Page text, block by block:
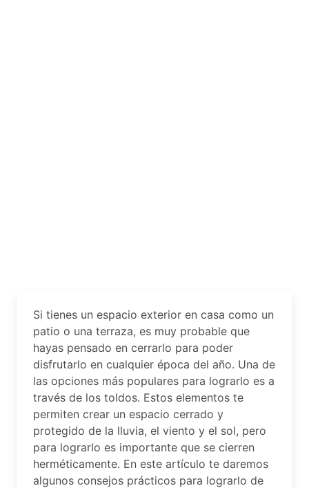
Si tienes un espacio exterior en casa como un
patio o una terraza, es muy probable que
hayas pensado en cerrarlo para poder
disfrutarlo en cualquier época del año. Una de
las opciones más populares para lograrlo es a
través de los toldos. Estos elementos te
permiten crear un espacio cerrado y
protegido de la lluvia, el viento y el sol, pero
para lograrlo es importante que se cierren
herméticamente. En este artículo te daremos
algunos consejos prácticos para lograrlo de